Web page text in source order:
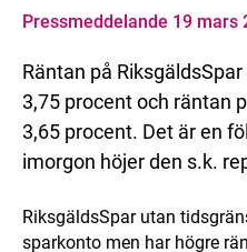
Pressmeddelande 19 mars
Räntan på
3,75 procent och räntan
3,65 procent. Det är en
imorgon höjer den s.k.
RiksgäldsSpar utan
sparkonto men har högre